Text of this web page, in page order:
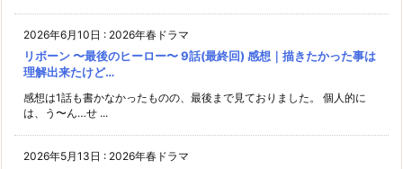
2026年6月10日 : 2026年春ドラマ
リボーン 〜最後のヒーロー〜 9話(最終回) 感想｜描きたかった事は
理解出来たけど…
感想は1話も書かなかったものの、最後まで見ておりました。 個人的に
は、う〜ん…せ ...
2026年5月13日 : 2026年春ドラマ